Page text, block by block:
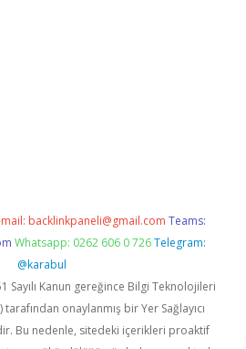
mail: backlinkpaneli@gmail.com Teams:
Whatsapp: 0262 606 0 726 Telegram:
@karabul
Sayılı Kanun gereğince Bilgi Teknolojileri
onaylanmış bir Yer Sağlayıcı
Bu nedenle, sitedeki içerikleri proaktif